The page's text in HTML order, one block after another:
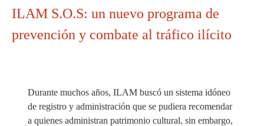
ILAM S.O.S: un nuevo programa de
prevención y combate al tráfico ilícito
Durante muchos años, ILAM buscó un sistema idóneo
de registro y administración que se pudiera recomendar
a quienes administran patrimonio cultural, sin embargo,